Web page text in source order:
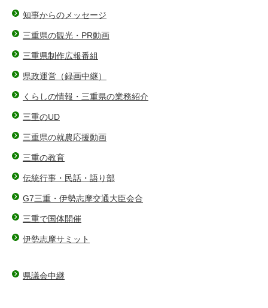
知事からのメッセージ
三重県の観光・PR動画
三重県制作広報番組
県政運営（録画中継）
くらしの情報・三重県の業務紹介
三重のUD
三重県の就農応援動画
三重の教育
伝統行事・民話・語り部
G7三重・伊勢志摩交通大臣会合
三重で国体開催
伊勢志摩サミット
県議会中継